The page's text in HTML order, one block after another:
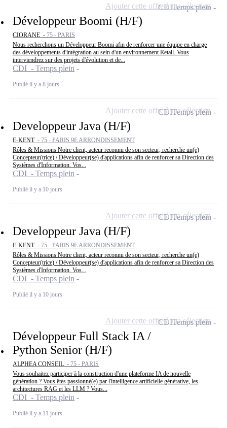
Développeur Boomi (H/F)
CIORANE - 75 - PARIS
Nous recherchons un Développeur Boomi afin de renforcer une équipe en charge
des développements d'intégration au sein d'un environnement Retail. Vous
interviendrez sur des projets d'évolution et de...
CDI - Temps plein
Publié il y a 8 jours
CDITemps plein
Ajouter cette offre à ma sélection
Developpeur Java (H/F)
E-KENT - 75 - PARIS 9E ARRONDISSEMENT
Rôles & Missions Notre client, acteur reconnu de son secteur, recherche un(e)
Concepteur(trice) / Développeur(se) d'applications afin de renforcer sa Direction des
Systèmes d'Information. Vos...
CDI - Temps plein
Publié il y a 10 jours
CDITemps plein
Ajouter cette offre à ma sélection
Developpeur Java (H/F)
E-KENT - 75 - PARIS 9E ARRONDISSEMENT
Rôles & Missions Notre client, acteur reconnu de son secteur, recherche un(e)
Concepteur(trice) / Développeur(se) d'applications afin de renforcer sa Direction des
Systèmes d'Information. Vos...
CDI - Temps plein
Publié il y a 10 jours
CDITemps plein
Ajouter cette offre à ma sélection
Développeur Full Stack IA /
Python Senior (H/F)
ALPHEA CONSEIL - 75 - PARIS
Vous souhaitez participer à la construction d'une plateforme IA de nouvelle
génération ? Vous êtes passionné(e) par l'intelligence artificielle générative, les
architectures RAG et les LLM ? Vous...
CDI - Temps plein
Publié il y a 11 jours
CDITemps plein
Ajouter cette offre à ma sélection